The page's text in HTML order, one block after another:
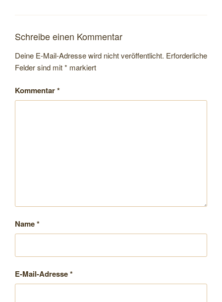
Schreibe einen Kommentar
Deine E-Mail-Adresse wird nicht veröffentlicht. Erforderliche
Felder sind mit* markiert
Kommentar*
Name*
E-Mail-Adresse*